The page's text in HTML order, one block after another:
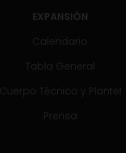
EXPANSIÓN
Calendario
Tabla General
Cuerpo Técnico y Plantel
Prensa